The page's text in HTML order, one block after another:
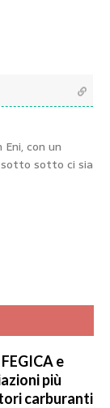
con un
sotto sotto ci sia
e
più
carburanti